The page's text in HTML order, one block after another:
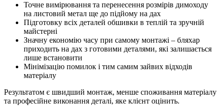
Точне вимірювання та перенесення розмірів димоходу
на листовий метал ще до підйому на дах
Підготовку всіх деталей обшивки в теплій та зручній
майстерні
Значну економію часу при самому монтажі – бляхар
приходить на дах з готовими деталями, які залишається
лише встановити
Мінімізацію помилок і тим самим зайвих відходів
матеріалу
Результатом є швидший монтаж, менше споживання матеріалу
та професійне виконання деталі, яке клієнт оцінить.